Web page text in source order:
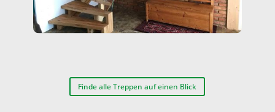
Finde alle Treppen auf einen Blick